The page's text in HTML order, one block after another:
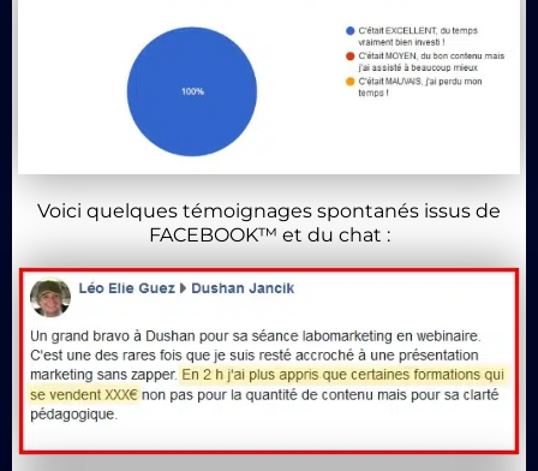
Voici quelques témoignages spontanés issus de
FACEBOOK™ et du chat :